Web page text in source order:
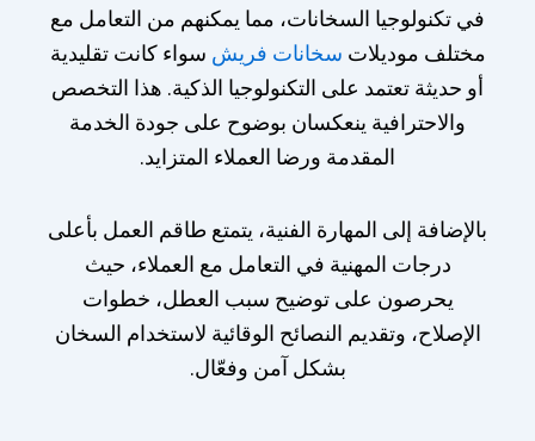
في تكنولوجيا السخانات، مما يمكنهم من التعامل مع
مختلف موديلات سخانات فريش سواء كانت تقليدية
أو حديثة تعتمد على التكنولوجيا الذكية. هذا التخصص
والاحترافية ينعكسان بوضوح على جودة الخدمة
المقدمة ورضا العملاء المتزايد.
بالإضافة إلى المهارة الفنية، يتمتع طاقم العمل بأعلى
درجات المهنية في التعامل مع العملاء، حيث
يحرصون على توضيح سبب العطل، خطوات
الإصلاح، وتقديم النصائح الوقائية لاستخدام السخان
بشكل آمن وفعّال.